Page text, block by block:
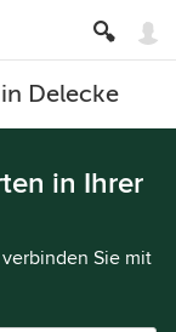
Delecke
in Ihrer
Sie mit